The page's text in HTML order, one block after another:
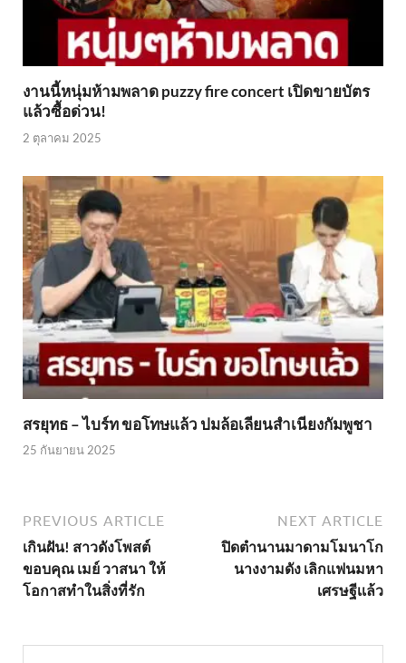
งานนี้หนุ่มห้ามพลาด puzzy fire concert เปิดขายบัตร
แล้วซื้อด่วน!
2 ตุลาคม 2025
สรยุทธ – ไบร์ท ขอโทษแล้ว ปมล้อเลียนสำเนียงกัมพูชา
25 กันยายน 2025
PREVIOUS ARTICLE
เกินฝัน! สาวดังโพสต์
ขอบคุณ เมย์ วาสนา ให้
โอกาสทำในสิ่งที่รัก
NEXT ARTICLE
ปิดตำนานมาดามโมนาโก
นางงามดัง เลิกแฟนมหา
เศรษฐีเเล้ว